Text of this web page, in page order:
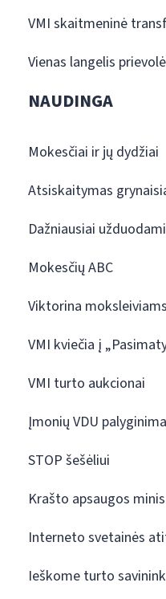
VMI skaitmeninė
Vienas langelis
NAUDINGA
Mokesčiai ir jų dydžiai
Atsiskaitymas
Dažniausiai
Mokesčių ABC
Viktorina moksleiviams
VMI kviečia į
VMI turto aukcionai
Įmonių VDU
STOP šešėliui
Krašto apsaugos
Interneto svetainės
Ieškome turto